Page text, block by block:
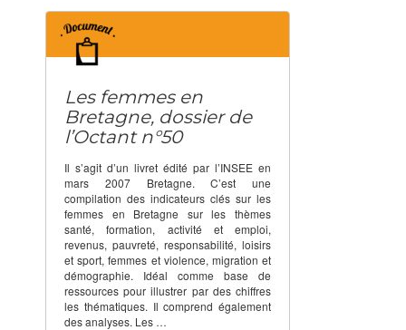
Les femmes en
Bretagne, dossier de
l’Octant n°50
Il s’agit d’un livret édité par l’INSEE en
mars 2007 Bretagne. C’est une
compilation des indicateurs clés sur les
femmes en Bretagne sur les thèmes
santé, formation, activité et emploi,
revenus, pauvreté, responsabilité, loisirs
et sport, femmes et violence, migration et
démographie. Idéal comme base de
ressources pour illustrer par des chiffres
les thématiques. Il comprend également
des analyses. Les …